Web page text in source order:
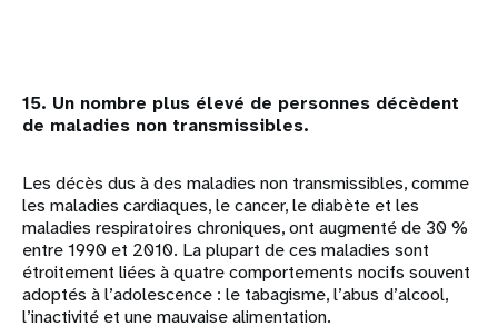
15. Un nombre plus élevé de personnes décèdent
de maladies non transmissibles.
Les décès dus à des maladies non transmissibles, comme
les maladies cardiaques, le cancer, le diabète et les
maladies respiratoires chroniques, ont augmenté de 30 %
entre 1990 et 2010. La plupart de ces maladies sont
étroitement liées à quatre comportements nocifs souvent
adoptés à l’adolescence : le tabagisme, l’abus d’alcool,
l’inactivité et une mauvaise alimentation.